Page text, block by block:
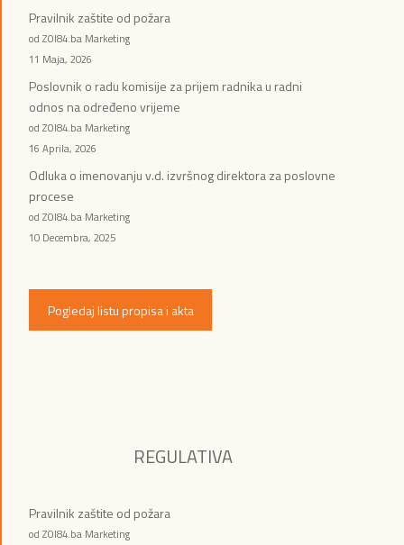
Pravilnik zaštite od požara
od ZOI84.ba Marketing
11 Maja, 2026
Poslovnik o radu komisije za prijem radnika u radni
odnos na određeno vrijeme
od ZOI84.ba Marketing
16 Aprila, 2026
Odluka o imenovanju v.d. izvršnog direktora za poslovne
procese
od ZOI84.ba Marketing
10 Decembra, 2025
Pogledaj listu propisa i akta
REGULATIVA
Pravilnik zaštite od požara
od ZOI84.ba Marketing